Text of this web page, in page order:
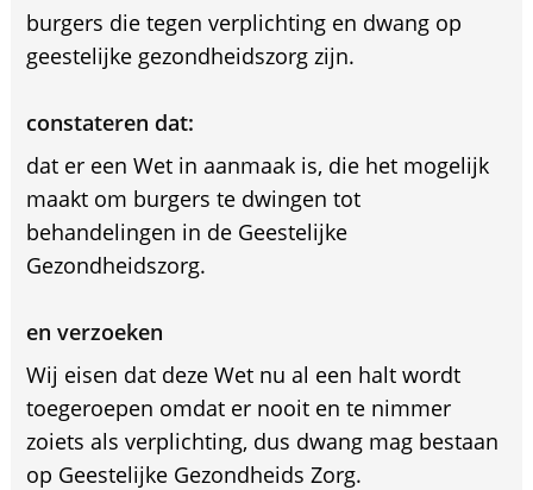
burgers die tegen verplichting en dwang op
geestelijke gezondheidszorg zijn.
constateren dat:
dat er een Wet in aanmaak is, die het mogelijk
maakt om burgers te dwingen tot
behandelingen in de Geestelijke
Gezondheidszorg.
en verzoeken
Wij eisen dat deze Wet nu al een halt wordt
toegeroepen omdat er nooit en te nimmer
zoiets als verplichting, dus dwang mag bestaan
op Geestelijke Gezondheids Zorg.